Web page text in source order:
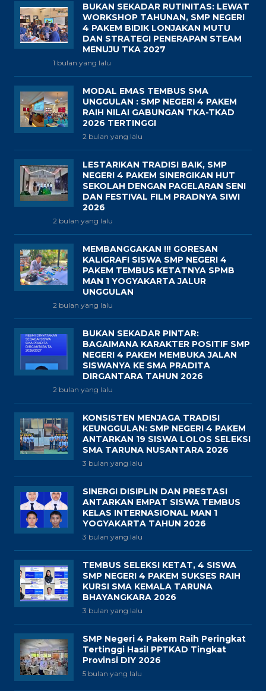
BUKAN SEKADAR RUTINITAS: LEWAT
WORKSHOP TAHUNAN, SMP NEGERI
4 PAKEM BIDIK LONJAKAN MUTU
DAN STRATEGI PENERAPAN STEAM
MENUJU TKA 2027
1 bulan yang lalu
MODAL EMAS TEMBUS SMA
UNGGULAN : SMP NEGERI 4 PAKEM
RAIH NILAI GABUNGAN TKA-TKAD
2026 TERTINGGI
2 bulan yang lalu
LESTARIKAN TRADISI BAIK, SMP
NEGERI 4 PAKEM SINERGIKAN HUT
SEKOLAH DENGAN PAGELARAN SENI
DAN FESTIVAL FILM PRADNYA SIWI
2026
2 bulan yang lalu
MEMBANGGAKAN !!! GORESAN
KALIGRAFI SISWA SMP NEGERI 4
PAKEM TEMBUS KETATNYA SPMB
MAN 1 YOGYAKARTA JALUR
UNGGULAN
2 bulan yang lalu
BUKAN SEKADAR PINTAR:
BAGAIMANA KARAKTER POSITIF SMP
NEGERI 4 PAKEM MEMBUKA JALAN
SISWANYA KE SMA PRADITA
DIRGANTARA TAHUN 2026
2 bulan yang lalu
KONSISTEN MENJAGA TRADISI
KEUNGGULAN: SMP NEGERI 4 PAKEM
ANTARKAN 19 SISWA LOLOS SELEKSI
SMA TARUNA NUSANTARA 2026
3 bulan yang lalu
SINERGI DISIPLIN DAN PRESTASI
ANTARKAN EMPAT SISWA TEMBUS
KELAS INTERNASIONAL MAN 1
YOGYAKARTA TAHUN 2026
3 bulan yang lalu
TEMBUS SELEKSI KETAT, 4 SISWA
SMP NEGERI 4 PAKEM SUKSES RAIH
KURSI SMA KEMALA TARUNA
BHAYANGKARA 2026
3 bulan yang lalu
SMP Negeri 4 Pakem Raih Peringkat
Tertinggi Hasil PPTKAD Tingkat
Provinsi DIY 2026
5 bulan yang lalu